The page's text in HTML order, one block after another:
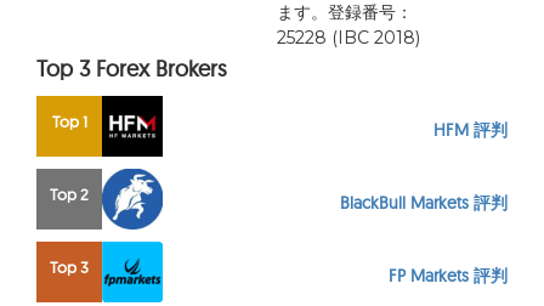
ます。登録番号：
25228 (IBC 2018)
Top 3 Forex Brokers
Top 1 HFM 評判
Top 2 BlackBull Markets 評判
Top 3 FP Markets 評判